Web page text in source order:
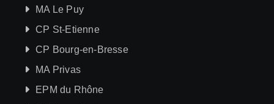
MA Le Puy
CP St-Etienne
CP Bourg-en-Bresse
MA Privas
EPM du Rhône